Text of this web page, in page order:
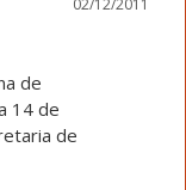
de
14 de
de